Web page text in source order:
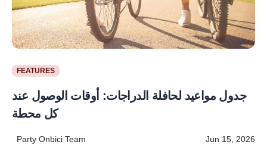
FEATURES
جدول مواعيد لحافلة الدراجات: أوقات الوصول عند
كل محطة
Party Onbici Team Jun 15, 2026